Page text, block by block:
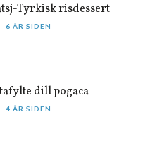
Tyrkisk risdessert
6 ÅR SIDEN
dill pogaca
4 ÅR SIDEN